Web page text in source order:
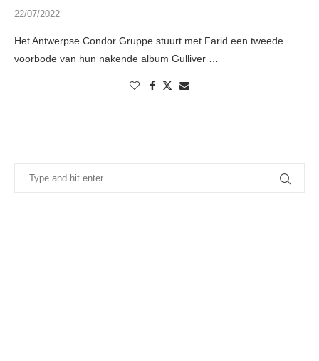
22/07/2022
Het Antwerpse Condor Gruppe stuurt met Farid een tweede
voorbode van hun nakende album Gulliver …